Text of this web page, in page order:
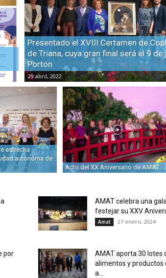
Presentado el XVIII Certamen de
de Triana, cuya gran final será el 9 de
Portón
29 abril, 2022
estrecha
autonóma de
Acto del XX Aniversario de AMAT
AMAT celebra una
festejar su XXV
Amat 27 enero, 2024
por
AMAT aporta 30 lotes
alimentos y productos
a...